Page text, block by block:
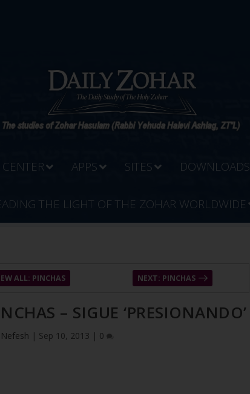
APPS SITES DOWNLOADS
THE LIGHT OF THE ZOHAR WORLDWIDE
ALL: PINCHAS NEXT: PINCHAS
– SIGUE ‘PRESIONANDO’
| Sep 10, 2013 | 0